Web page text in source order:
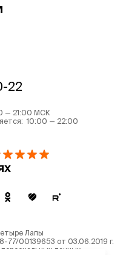
22
— 21:00 МСК
10:00 — 22:00
Лапы
77/00139653 от 03.06.2019 г.
данных